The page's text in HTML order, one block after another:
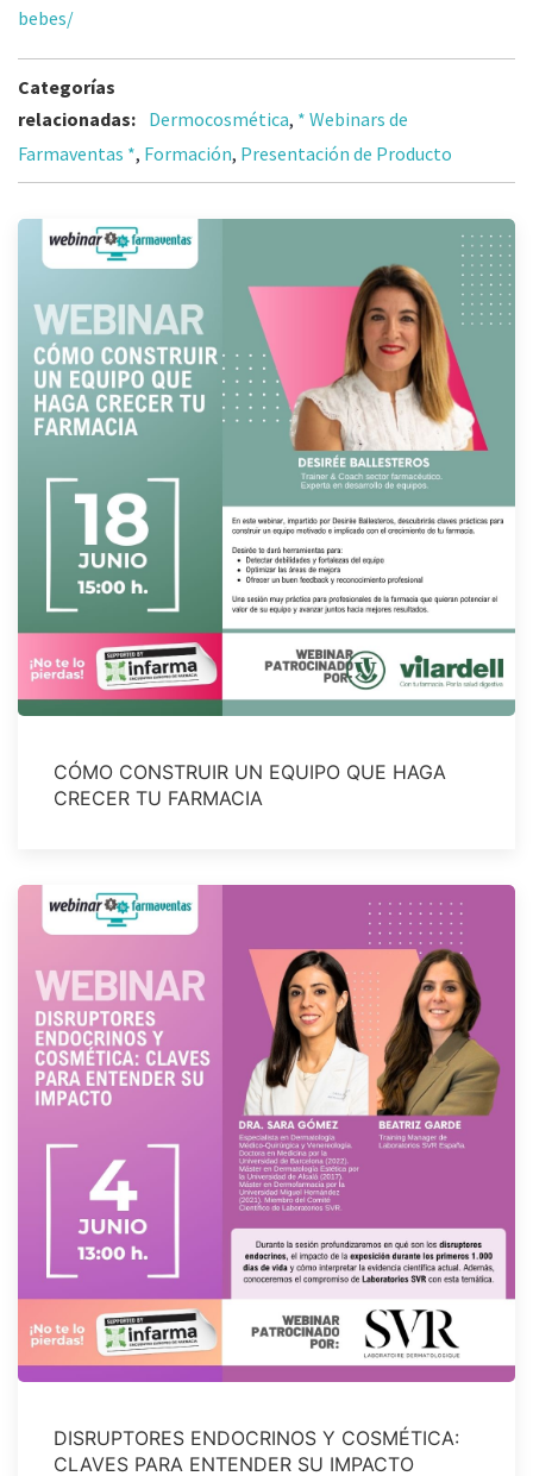
bebes/
Categorías
relacionadas: Dermocosmética, * Webinars de
Farmaventas *, Formación, Presentación de Producto
CÓMO CONSTRUIR UN EQUIPO QUE HAGA
CRECER TU FARMACIA
DISRUPTORES ENDOCRINOS Y COSMÉTICA:
CLAVES PARA ENTENDER SU IMPACTO